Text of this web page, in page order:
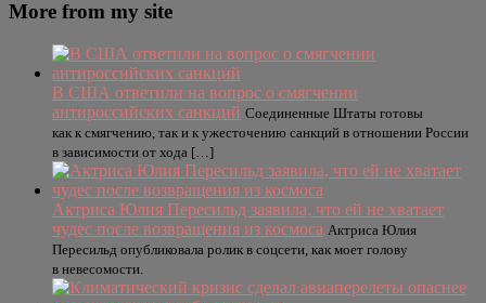
More from my site
В США ответили на вопрос о смягчении
антироссийских санкций Соединенные Штаты готовы
как к смягчению, так и к ужесточению санкций в отношении России
в зависимости от хода […]
Актриса Юлия Пересильд заявила, что ей не хватает
чудес после возвращения из космоса Актриса Юлия
Пересильд опубликовала ролик в соцсети, как моет голову
в невесомости.